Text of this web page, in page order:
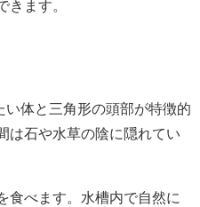
きます。
体と三角形の頭部が特徴的
は石や水草の陰に隠れてい
食べます。水槽内で自然に